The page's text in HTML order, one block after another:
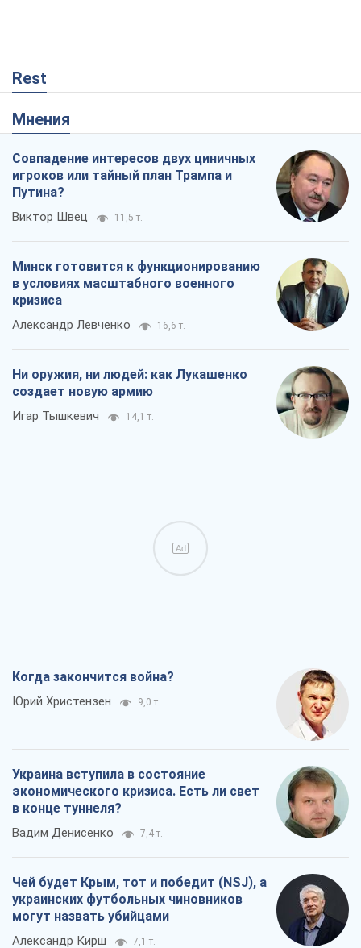
Rest
Мнения
Совпадение интересов двух циничных
игроков или тайный план Трампа и
Путина?
Виктор Швец 11,5 т.
Минск готовится к функционированию
в условиях масштабного военного
кризиса
Александр Левченко 16,6 т.
Ни оружия, ни людей: как Лукашенко
создает новую армию
Игар Тышкевич 14,1 т.
Ad
Когда закончится война?
Юрий Христензен 9,0 т.
Украина вступила в состояние
экономического кризиса. Есть ли свет
в конце туннеля?
Вадим Денисенко 7,4 т.
Чей будет Крым, тот и победит (NSJ), а
украинских футбольных чиновников
могут назвать убийцами
Александр Кирш 7,1 т.